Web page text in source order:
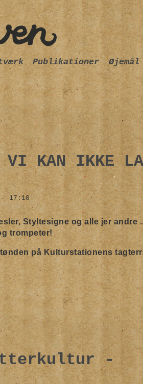
KAN IKKE
17:10
Styltesigne og alle jer andre
trompeter!
på Kulturstationens
-
Publikationer Øjemål